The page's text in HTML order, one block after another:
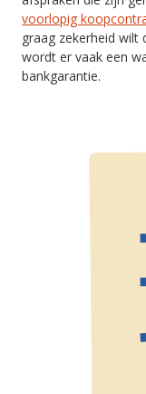
voorlopig
graag zekerheid
wordt er vaak een
bankgarantie.